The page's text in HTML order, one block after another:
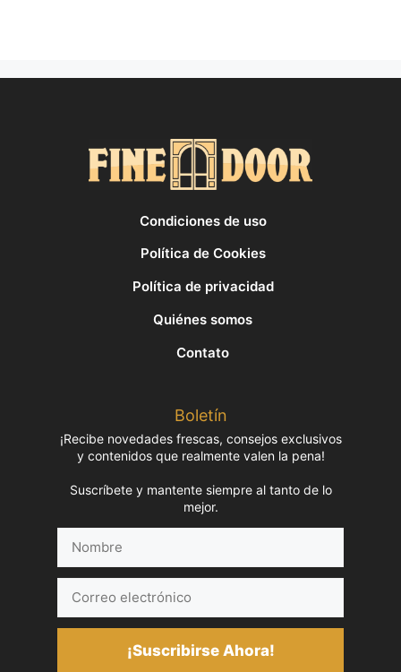
Condiciones de uso
Política de Cookies
Política de privacidad
Quiénes somos
Contato
Boletín
¡Recibe novedades frescas, consejos exclusivos
y contenidos que realmente valen la pena!
Suscríbete y mantente siempre al tanto de lo
mejor.
electrónico
¡Suscribirse Ahora!